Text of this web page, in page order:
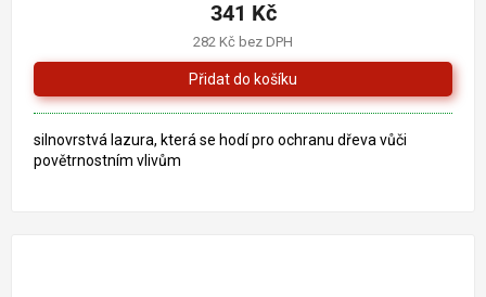
je
5,0
z
5
hvězdiček.
282 Kč bez DPH
341 Kč
silnovrstvá lazura, která se hodí pro ochranu dřeva vůči
povětrnostním vlivům